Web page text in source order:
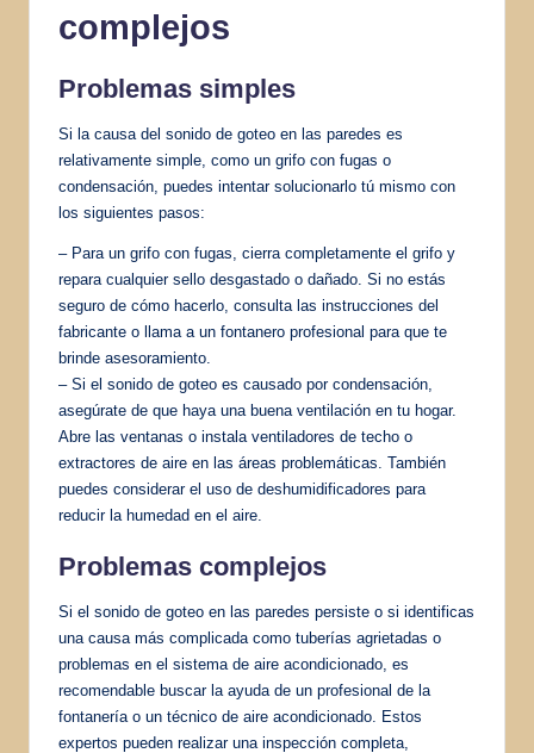
complejos
Problemas simples
Si la causa del sonido de goteo en las paredes es
relativamente simple, como un grifo con fugas o
condensación, puedes intentar solucionarlo tú mismo con
los siguientes pasos:
– Para un grifo con fugas, cierra completamente el grifo y
repara cualquier sello desgastado o dañado. Si no estás
seguro de cómo hacerlo, consulta las instrucciones del
fabricante o llama a un fontanero profesional para que te
brinde asesoramiento.
– Si el sonido de goteo es causado por condensación,
asegúrate de que haya una buena ventilación en tu hogar.
Abre las ventanas o instala ventiladores de techo o
extractores de aire en las áreas problemáticas. También
puedes considerar el uso de deshumidificadores para
reducir la humedad en el aire.
Problemas complejos
Si el sonido de goteo en las paredes persiste o si identificas
una causa más complicada como tuberías agrietadas o
problemas en el sistema de aire acondicionado, es
recomendable buscar la ayuda de un profesional de la
fontanería o un técnico de aire acondicionado. Estos
expertos pueden realizar una inspección completa,